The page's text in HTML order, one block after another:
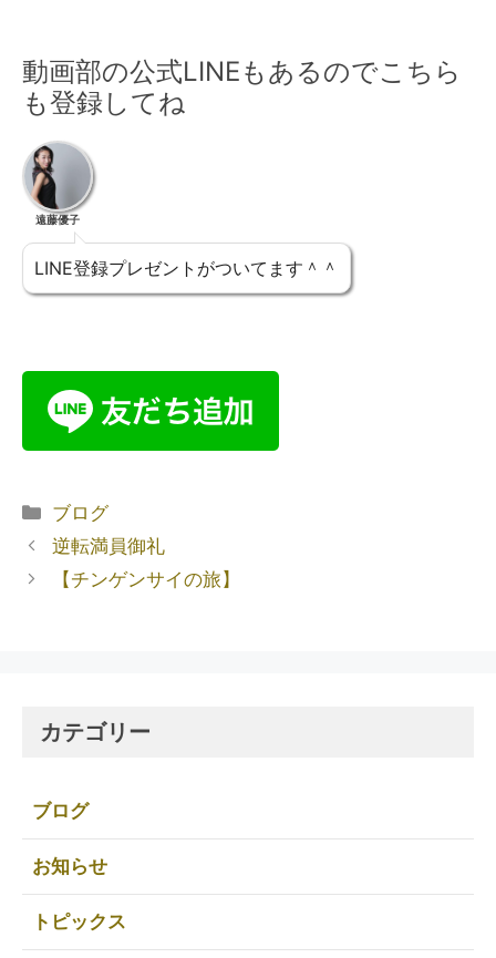
動画部の公式LINEもあるのでこちら
も登録してね
遠藤優子
LINE登録プレゼントがついてます＾＾
ブログ
逆転満員御礼
【チンゲンサイの旅】
カテゴリー
ブログ
お知らせ
トピックス